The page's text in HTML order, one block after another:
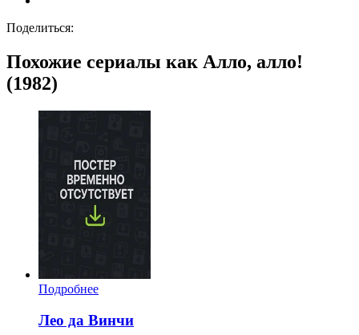
Поделиться:
Похожие сериалы как Алло, алло!
(1982)
Подробнее
Лео да Винчи